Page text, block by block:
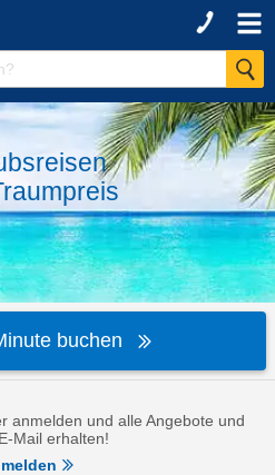
buchen
anmelden und alle Angebote und
Mail erhalten!